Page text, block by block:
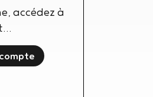
accédez à